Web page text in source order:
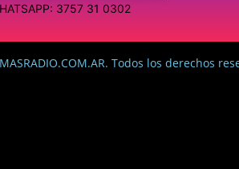
3757 31 0302
Todos los derechos